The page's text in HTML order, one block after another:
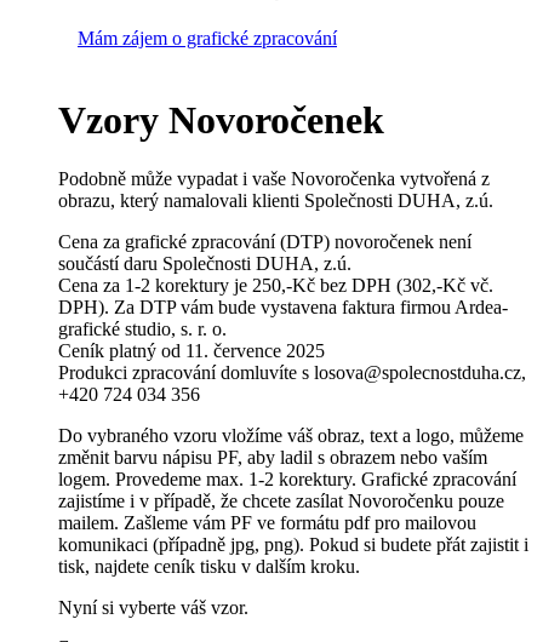
Mám zájem o grafické zpracování
Vzory Novoročenek
Podobně může vypadat i vaše Novoročenka vytvořená z
obrazu, který namalovali klienti Společnosti DUHA, z.ú.
Cena za grafické zpracování (DTP) novoročenek není
součástí daru Společnosti DUHA, z.ú.
Cena za 1-2 korektury je 250,-Kč bez DPH (302,-Kč vč.
DPH). Za DTP vám bude vystavena faktura firmou Ardea-
grafické studio, s. r. o.
Ceník platný od 11. července 2025
Produkci zpracování domluvíte s losova@spolecnostduha.cz,
+420 724 034 356
Do vybraného vzoru vložíme váš obraz, text a logo, můžeme
změnit barvu nápisu PF, aby ladil s obrazem nebo vaším
logem. Provedeme max. 1-2 korektury. Grafické zpracování
zajistíme i v případě, že chcete zasílat Novoročenku pouze
mailem. Zašleme vám PF ve formátu pdf pro mailovou
komunikaci (případně jpg, png). Pokud si budete přát zajistit i
tisk, najdete ceník tisku v dalším kroku.
Nyní si vyberte váš vzor.